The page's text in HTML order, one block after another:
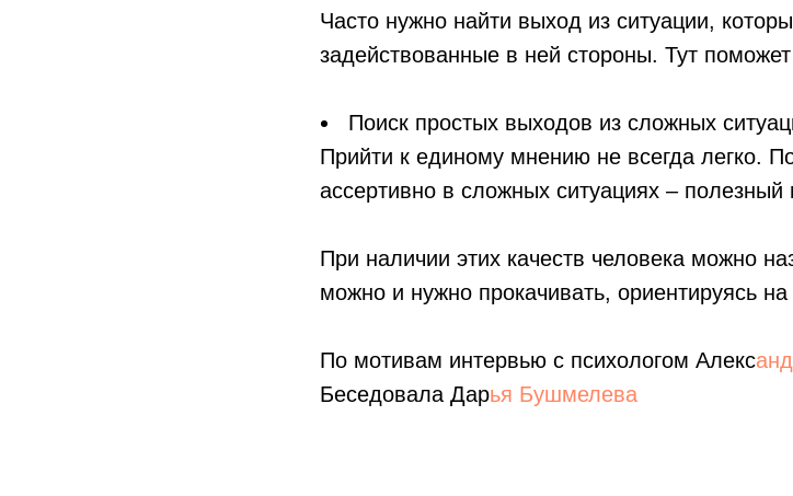
Часто нужно найти выход из ситуации,
задействованные в ней стороны. Тут поможет
Поиск простых выходов из сложных
Прийти к единому мнению не всегда легко.
ассертивно в сложных ситуациях – полезный
При наличии этих качеств человека можно
можно и нужно прокачивать, ориентируясь
По мотивам интервью с психологом Алекс
Беседовала Дарья Бушмелева